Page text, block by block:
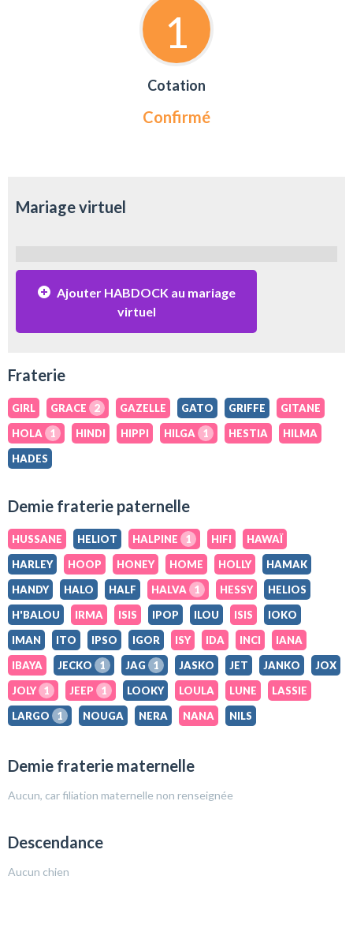
1
Cotation
Confirmé
Mariage virtuel
Ajouter HABDOCK au mariage
virtuel
Fraterie
GIRL GRACE 2 GAZELLE GATO GRIFFE
GITANE
HOLA
1 HINDI HIPPI HILGA 1 HESTIA
HILMA
HADES
Demie fraterie paternelle
HUSSANE HELIOT HALPINE 1 HIFI
HAWAÏ
HARLEY
HOOP HONEY HOME HOLLY
HAMAK
HANDY
HALO HALF HALVA 1 HESSY
HELIOS
H'BALOU
IRMA ISIS IPOP ILOU ISIS
IOKO
IMAN
ITO IPSO IGOR ISY IDA INCI
IANA
IBAYA
JECKO 1 JAG 1 JASKO JET JANKO
JOX
JOLY 1 JEEP 1 LOOKY LOULA LUNE
LASSIE
LARGO
1 NOUGA NERA NANA NILS
Demie fraterie maternelle
Aucun, car filiation maternelle non renseignée
Descendance
Aucun chien